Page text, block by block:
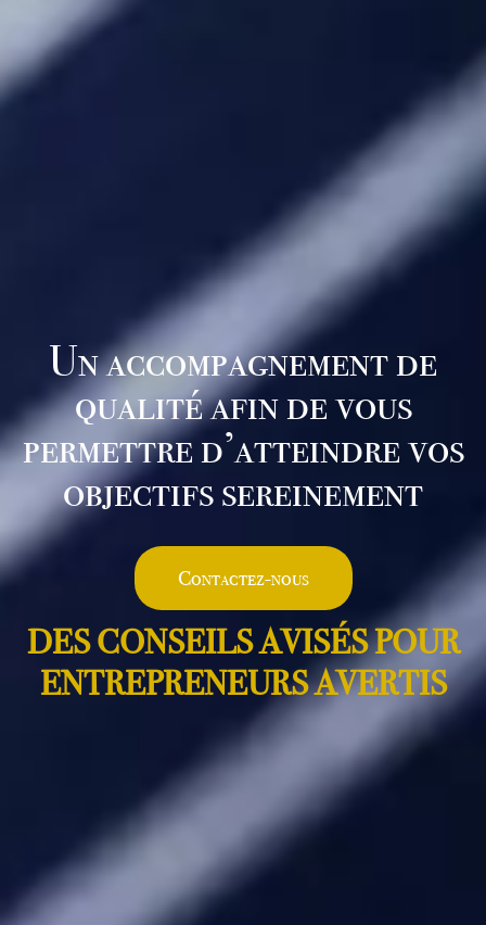
Un accompagnement de
qualité afin de vous
permettre d’atteindre vos
objectifs sereinement
Contactez-nous
DESCONSEILSAVISÉSPOUR
ENTREPRENEURSAVERTIS